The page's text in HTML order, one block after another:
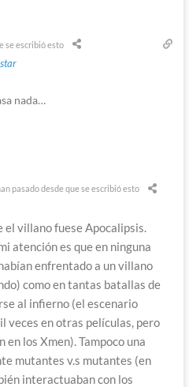
se escribió esto
nada…
pasado desde que se escribió esto
el villano fuese Apocalipsis.
atención es que en ninguna
enfrentado a un villano
como en tantas batallas de
al infierno (el escenario
veces en otras películas, pero
los Xmen). Tampoco una
mutantes v.s mutantes (en
interactuaban con los